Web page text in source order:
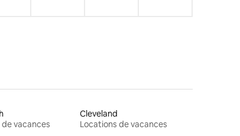
vacances
Cleveland
Locations de vacances